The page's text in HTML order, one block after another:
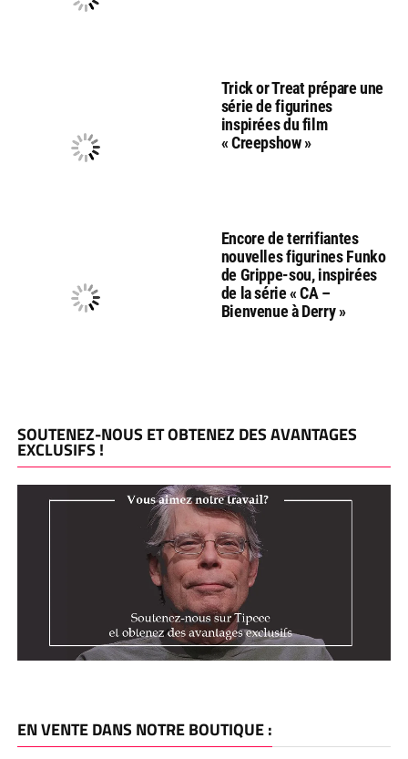
Trick or Treat prépare une
série de figurines
inspirées du film
« Creepshow »
Encore de terrifiantes
nouvelles figurines Funko
de Grippe-sou, inspirées
de la série « CA –
Bienvenue à Derry »
SOUTENEZ-NOUS ET OBTENEZ DES AVANTAGES
EXCLUSIFS !
EN VENTE DANS NOTRE BOUTIQUE :